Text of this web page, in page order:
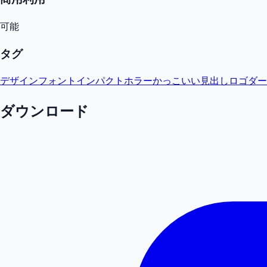
可能
タグ
デザインフォント インパクト ホラーかっこいい 見出し ロゴダ
ダウンロード